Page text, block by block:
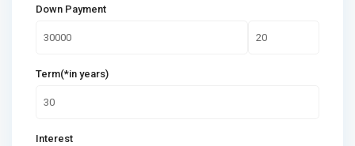
Down Payment
Term(*in years)
Interest